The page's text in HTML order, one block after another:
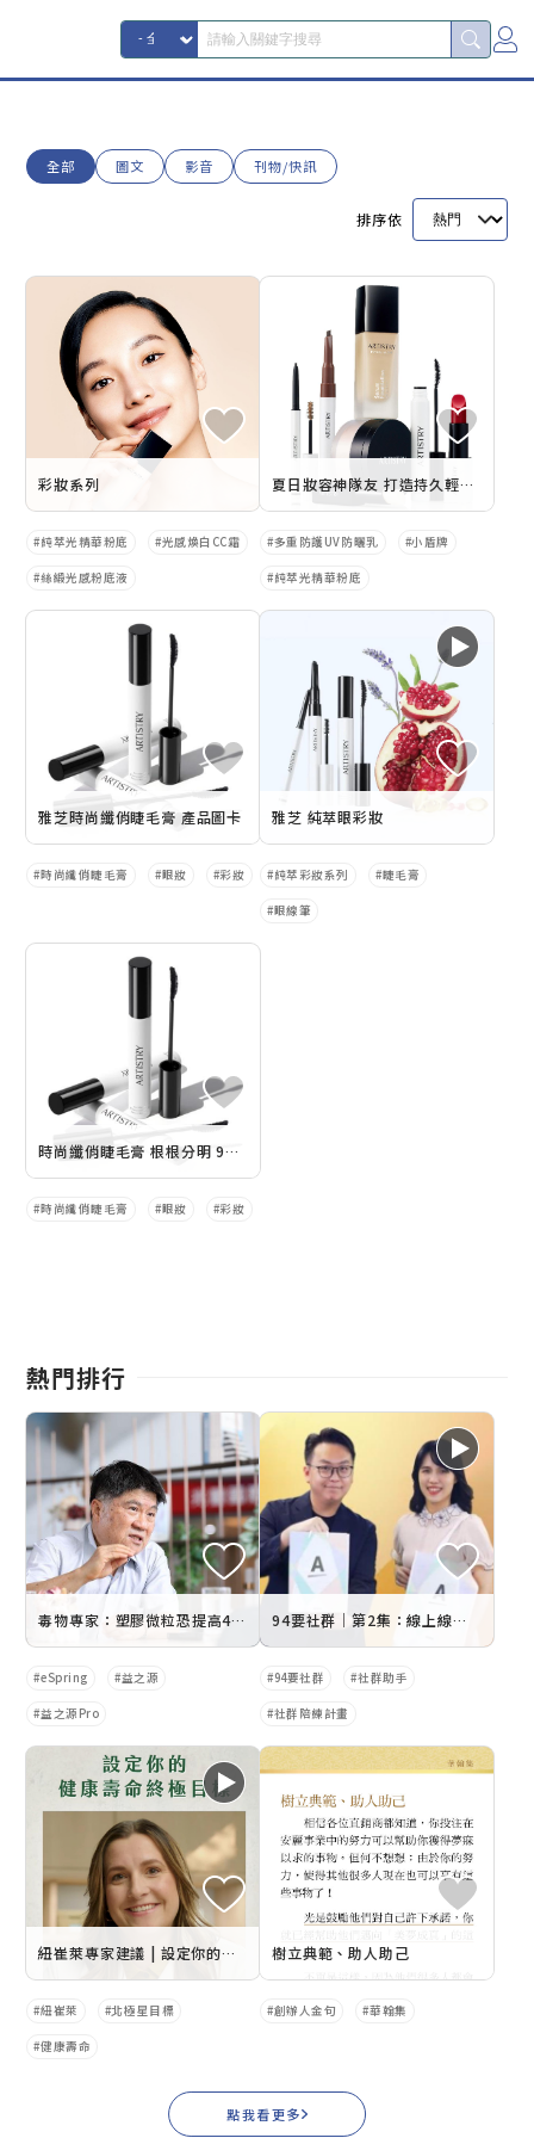
全部 圖文 影音 刊物/快訊
排序依
彩妝系列
純萃光精華粉底 光感煥白CC霜
絲緞光感粉底液
夏日妝容神隊友 打造持久輕透妝
多重防護UV防曬乳 小盾牌
純萃光精華粉底
雅芝時尚纖俏睫毛膏 產品圖卡
時尚纖俏睫毛膏 眼妝 彩妝
雅芝 純萃眼彩妝
純萃彩妝系列 睫毛膏
眼線筆
時尚纖俏睫毛膏 根根分明 9月5日捲翹上市
時尚纖俏睫毛膏 眼妝 彩妝
熱門排行
毒物專家：塑膠微粒恐提高4.5倍的心梗、中風風險
eSpring 益之源
益之源Pro
94要社群｜第2集：線上線下社群好體驗，顧客開心持續買起來！
94要社群 社群助手
社群陪練計畫
紐崔萊專家建議 | 設定你的健康壽命終極目標
紐崔萊 北極星目標
健康壽命
樹立典範、助人助己
創辦人金句 華翰集
點我看更多